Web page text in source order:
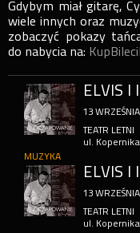
Gdybym miał gitarę,
wiele innych oraz
zobaczyć pokazy
do nabycia na:
ELVIS I
13 WRZEŚNIA
TEATR LETNI
ul.
MUZYKA
ELVIS I
13 WRZEŚNIA
TEATR LETNI
ul.